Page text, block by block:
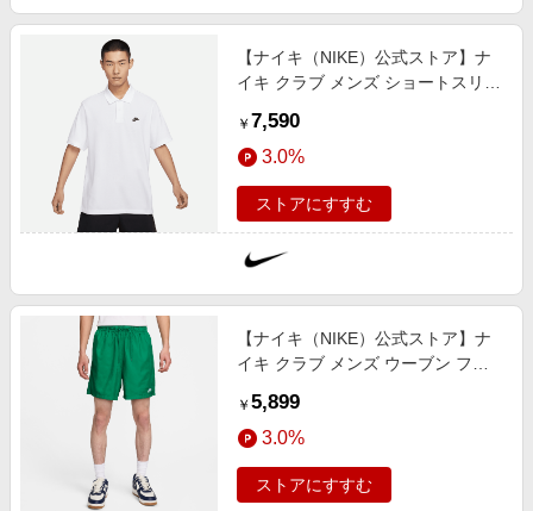
【ナイキ（NIKE）公式ストア】ナ
イキ クラブ メンズ ショートスリー
￥ 7,590
3.0%
ストアにすすむ
【ナイキ（NIKE）公式ストア】ナ
イキ クラブ メンズ ウーブン フロ
リーン
￥ 5,899
3.0%
ストアにすすむ